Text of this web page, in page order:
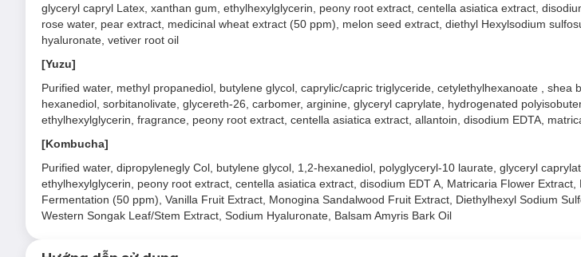
Dạng tinh chất dưỡng ẩm:
Chiết xuất Trà Xanh:
Chiết xuất Lô Hội:Dưỡng ẩm với chiết xuất lô hội giàu độ ẩm giúp dưỡng ẩm, làm dịu và làm mới
Chiết xuất Lựu:Rạng rỡ bừng sức sống với chiết xuất từ quả lựu giúp tăng cường sức sống và độ
Chiết xuất Diếp Cá:Dưỡng ẩm & làm dịu da mụn với chiết xuất từ lá diếp cá.
glyceryl capryl Latex, xanthan gum, ethylhexylglycerin, peony root extract, centella asiatica extract,
rose water, pear extract, medicinal wheat extract (50 ppm), melon seed extract, diethyl Hexylsodium
hyaluronate, vetiver root oil
[Yuzu]
Purified water, methyl propanediol, butylene glycol, caprylic/capric triglyceride, cetylethylhexanoate , shea
hexanediol, sorbitanolivate, glycereth-26, carbomer, arginine, glyceryl caprylate, hydrogenated
ethylhexylglycerin, fragrance, peony root extract, centella asiatica extract, allantoin, disodium EDTA,
[Kombucha]
Purified water, dipropylenegly Col, butylene glycol, 1,2-hexanediol, polyglyceryl-10 laurate, glyceryl
ethylhexylglycerin, peony root extract, centella asiatica extract, disodium EDT A, Matricaria Flower
Fermentation (50 ppm), Vanilla Fruit Extract, Monogina Sandalwood Fruit Extract, Diethylhexyl Sodium
Western Songak Leaf/Stem Extract, Sodium Hyaluronate, Balsam Amyris Bark Oil